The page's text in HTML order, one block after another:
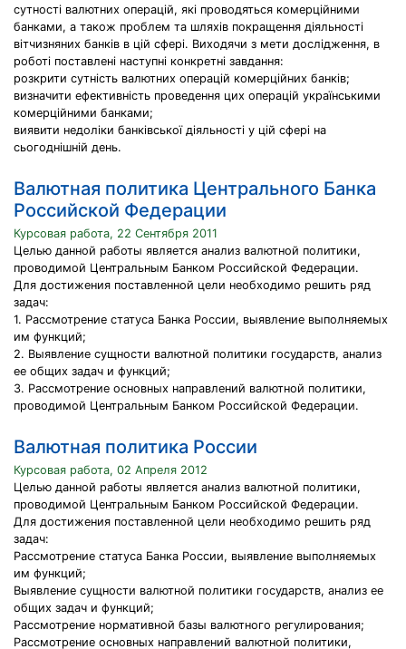
сутності валютних операцій, які проводяться комерційними
банками, а також проблем та шляхів покращення діяльності
вітчизняних банків в цій сфері. Виходячи з мети дослідження, в
роботі поставлені наступні конкретні завдання:
розкрити сутність валютних операцій комерційних банків;
визначити ефективність проведення цих операцій українськими
комерційними банками;
виявити недоліки банківської діяльності у цій сфері на
сьогоднішній день.
Валютная политика Центрального Банка
Российской Федерации
Курсовая работа, 22 Сентября 2011
Целью данной работы является анализ валютной политики,
проводимой Центральным Банком Российской Федерации.
Для достижения поставленной цели необходимо решить ряд
задач:
1. Рассмотрение статуса Банка России, выявление выполняемых
им функций;
2. Выявление сущности валютной политики государств, анализ
ее общих задач и функций;
3. Рассмотрение основных направлений валютной политики,
проводимой Центральным Банком Российской Федерации.
Валютная политика России
Курсовая работа, 02 Апреля 2012
Целью данной работы является анализ валютной политики,
проводимой Центральным Банком Российской Федерации.
Для достижения поставленной цели необходимо решить ряд
задач:
Рассмотрение статуса Банка России, выявление выполняемых
им функций;
Выявление сущности валютной политики государств, анализ ее
общих задач и функций;
Рассмотрение нормативной базы валютного регулирования;
Рассмотрение основных направлений валютной политики,